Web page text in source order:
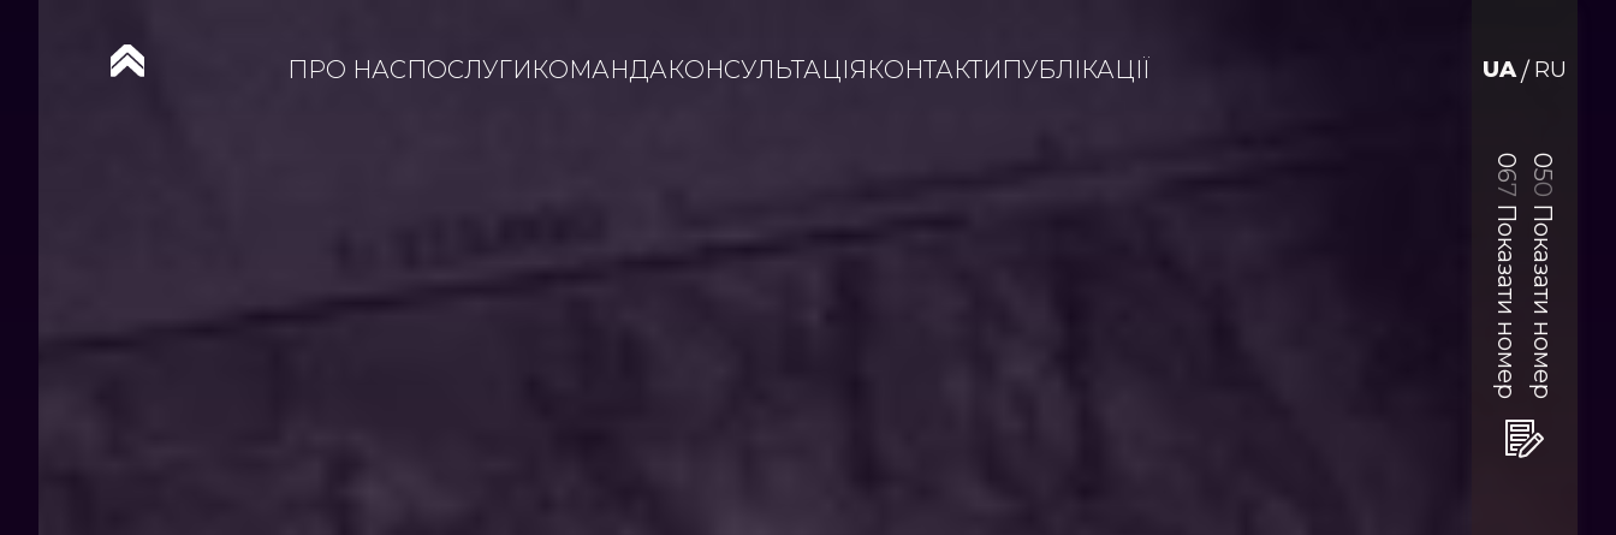
ПРО НАСПОСЛУГИ КОМАНДАКОНСУЛЬТАЦІЯ КОНТАКТИ ПУБЛІКАЦІЇ UA/ RU
0
5
0
Показати номер
0
6
7
Показати номер